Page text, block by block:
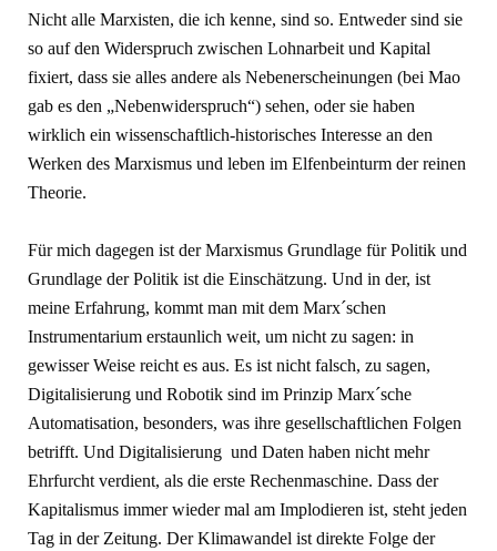
Nicht alle Marxisten, die ich kenne, sind so. Entweder sind sie
so auf den Widerspruch zwischen Lohnarbeit und Kapital
fixiert, dass sie alles andere als Nebenerscheinungen (bei Mao
gab es den „Nebenwiderspruch“) sehen, oder sie haben
wirklich ein wissenschaftlich-historisches Interesse an den
Werken des Marxismus und leben im Elfenbeinturm der reinen
Theorie.
Für mich dagegen ist der Marxismus Grundlage für Politik und
Grundlage der Politik ist die Einschätzung. Und in der, ist
meine Erfahrung, kommt man mit dem Marx´schen
Instrumentarium erstaunlich weit, um nicht zu sagen: in
gewisser Weise reicht es aus. Es ist nicht falsch, zu sagen,
Digitalisierung und Robotik sind im Prinzip Marx´sche
Automatisation, besonders, was ihre gesellschaftlichen Folgen
betrifft. Und Digitalisierung und Daten haben nicht mehr
Ehrfurcht verdient, als die erste Rechenmaschine. Dass der
Kapitalismus immer wieder mal am Implodieren ist, steht jeden
Tag in der Zeitung. Der Klimawandel ist direkte Folge der